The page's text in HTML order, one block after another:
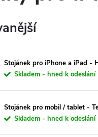
Stojánek pro iPhone a iPad -
Skladem - hned k odeslání
Stojánek pro mobil / tablet -
Skladem - hned k odeslání